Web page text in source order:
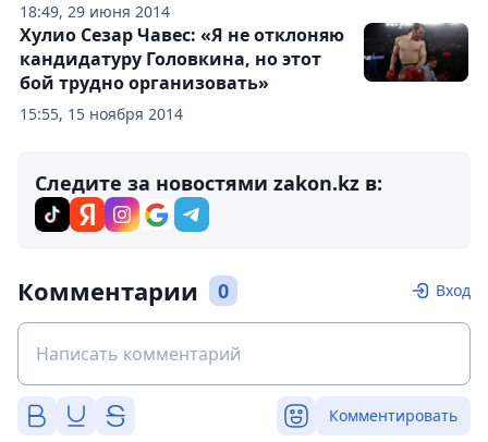
18:49, 29 июня 2014
15:55, 15 ноября 2014
Хулио Сезар Чавес: «Я не отклоняю
кандидатуру Головкина, но этот
бой трудно организовать»
Следите за новостями zakon.kz в:
Комментарии 0 Вход
Комментировать